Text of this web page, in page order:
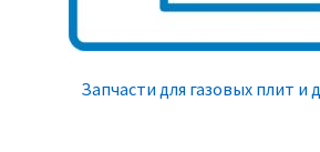
Запчасти для газовых плит и